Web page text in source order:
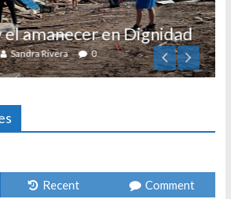
el amanecer en Dignidad
Sandra Rivera 0
Recent Comment